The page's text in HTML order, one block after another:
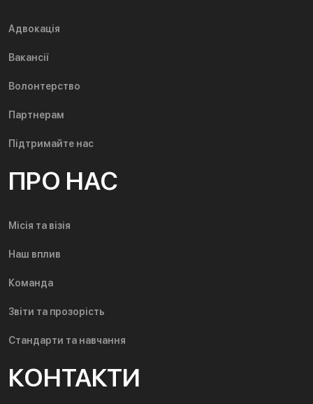
Адвокація
Вакансії
Волонтерство
Партнерам
Підтримайте нас
ПРО НАС
Місія та візія
Наш вплив
Команда
Звіти та прозорість
Стандарти та навчання
КОНТАКТИ